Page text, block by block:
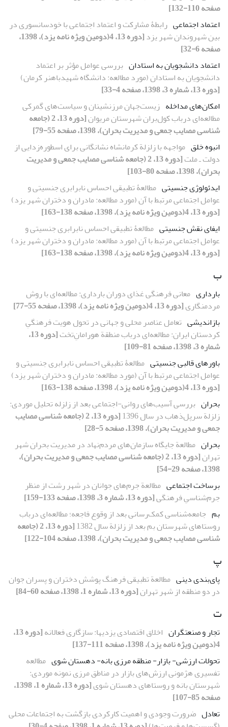
صفحه 110-132]
اعتماد اجتماعی رابطۀ مشارکت و اعتماد اجتماعی با خودسانسوری در
بین شهروندان شهر یزد
[دوره 13، 4(دومین ویژه نامه یزد)، 1398،
صفحه 6-32]
اعتماد دانشجویان به استادان بررسی عوامل مؤثر بر اعتماد
دانشجویان به استادان (مورد مطالعه: دانشگاه شهیدباهنر کرمان)
[دوره 13، شماره 3، 1398، صفحه 4-33]
امکان‌های مداخله زیست‌جهان مرزنشینان و سیاست‌های گمرکی
مطالعه‌ای درباب کول‌بران شهرستان مریوان
[دوره 13، 2 (جامعه
شناسی مصایب جمعی و مدیریت بحران)، 1398، صفحه 55-79]
انبوه خلق مواجهه با زلزلة کرمانشاه نشانگانی برای اسطوره‌زدایی از
دولت‌ ـ ‌ملت
[دوره 13، 2 (جامعه شناسی مصایب جمعی و مدیریت
بحران)، 1398، صفحه 80-103]
ایدئولوژی جنسیتی مطالعۀ تطبیقی احساس نابرابری جنسیتی و
عوامل اجتماعی مرتبط با آن (مورد مطالعه: مادران و دختران شهر یزد)
[دوره 13، 4(دومین ویژه نامه یزد)، 1398، صفحه 138-163]
ایفای نقش جنسیتی مطالعۀ تطبیقی احساس نابرابری جنسیتی و
عوامل اجتماعی مرتبط با آن (مورد مطالعه: مادران و دختران شهر یزد)
[دوره 13، 4(دومین ویژه نامه یزد)، 1398، صفحه 138-163]
ب
بارداری معانی فرهنگی غذای دوران بارداری: مطالعه‌ای با روش
مردمنگاری[دوره 13، 4(دومین ویژه نامه یزد)، 1398، صفحه 55-77]
بازاندیشی تعامل عناصر محلی و جهانی در تحول هویت فرهنگیِ
کردستان ایران: مطالعه‌ای درباب منطقة هورامانِ‌تخت
[دوره 13،
شماره 3، 1398، صفحه 81-109]
باورهای قالبی جنسیتی مطالعۀ تطبیقی احساس نابرابری جنسیتی و
عوامل اجتماعی مرتبط با آن (مورد مطالعه: مادران و دختران شهر یزد)
[دوره 13، 4(دومین ویژه نامه یزد)، 1398، صفحه 138-163]
بحران بررسی آسیب‌‌‌های روانی-اجتماعی بعد از زلزله تحلیل موردی:
زلزلة سرپل‌ذهاب در سال 1396
[دوره 13، 2 (جامعه شناسی مصایب
جمعی و مدیریت بحران)، 1398، صفحه 5-28]
بحران مطالعة جایگاه سازمان‌های مردم‌نهاد در مدیریت بحران شهر
تهران
[دوره 13، 2 (جامعه شناسی مصایب جمعی و مدیریت بحران)،
1398، صفحه 29-54]
برساخت‌ اجتماعی مطالعة جرم‌های جوانان در شهر رشت از منظر
جرم‌‌شناسیِ فرهنگی[دوره 13، شماره 3، 1398، صفحه 133-159]
بم جامعه‌شناسی کمک‌رسانی بعد از وقوع فاجعه؛ مطالعه‌ای درباب
روستاهای شهرستان بم بعد از زلزلة سال 1382
[دوره 13، 2 (جامعه
شناسی مصایب جمعی و مدیریت بحران)، 1398، صفحه 104-122]
پ
پای‌بندی دینی مطالعة تطبیقی فرهنگ پوشش دختران و پسران جوان
در دو منطقه از شهر تهران[دوره 13، شماره 1، 1398، صفحه 60-84]
ت
تجار و صنعتگران اخلاق اقتصادی یزدیها: سازگاری فعالانه
[دوره 13،
4(دومین ویژه نامه یزد)، 1398، صفحه 111-137]
تحولات ارزشی- بازار- منطقه مرزی بانه- دهستان شوی مطالعه
تفسیری هژمونی ارزش‌های بازار در مناطق مرزی نمونه موردی:
شهرستان بانه و روستاهای دهستان شوی
[دوره 13، شماره 1، 1398،
صفحه 85-107]
تعادل ضرورت وجودی و اهمیت کارکردی بازگشت به اجتماعات محلی